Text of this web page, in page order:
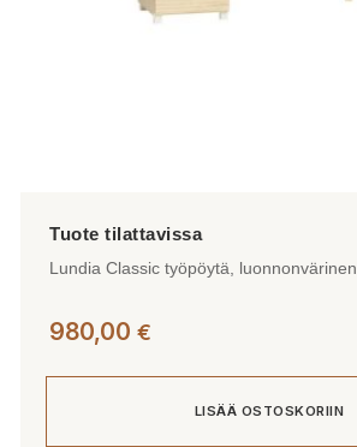
Lundia Classic työpöytä, luonnonvärinen
980,00 €
LISÄÄ OSTOSKORIIN